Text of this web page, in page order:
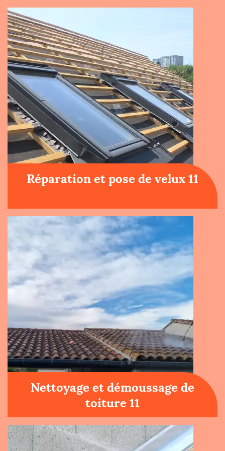
Réparation et pose de velux 11
Nettoyage et démoussage de
toiture 11